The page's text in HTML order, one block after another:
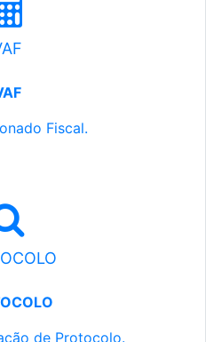
Fiscal.
de Protocolo.